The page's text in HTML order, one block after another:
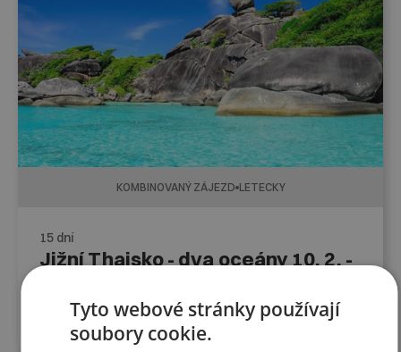
KOMBINOVANÝ ZÁJEZD LETECKY
15 dní
Jižní Thajsko - dva oceány 10. 2. -
10. 2. 2027-25. 2. 2027
69 990Kč
Tyto webové stránky používají
soubory cookie.